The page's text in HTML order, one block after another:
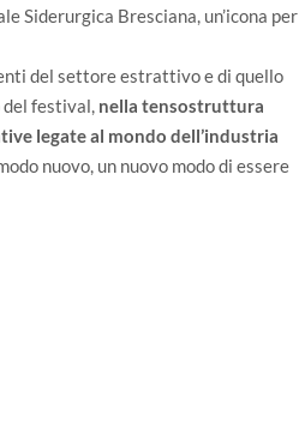
Siderurgica Bresciana, un’icona per
del settore estrattivo e di quello
del festival, nella tensostruttura
legate al mondo dell’industria
nuovo, un nuovo modo di essere